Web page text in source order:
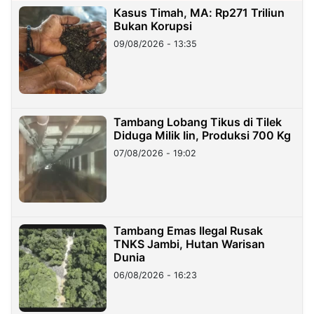
Kasus Timah, MA: Rp271 Triliun
Bukan Korupsi
09/08/2026 - 13:35
Tambang Lobang Tikus di Tilek
Diduga Milik Iin, Produksi 700 Kg
07/08/2026 - 19:02
Tambang Emas Ilegal Rusak
TNKS Jambi, Hutan Warisan
Dunia
06/08/2026 - 16:23